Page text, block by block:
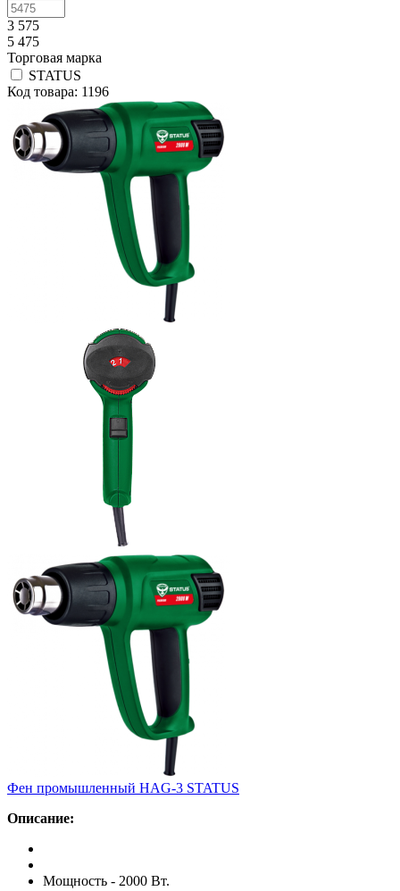
3 575
5 475
Торговая марка
STATUS
Код товара: 1196
Фен промышленный HAG-3 STATUS
Описание:
Мощность - 2000 Вт.